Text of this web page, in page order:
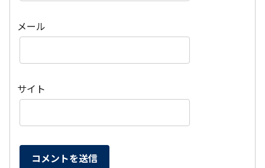
メール
サイト